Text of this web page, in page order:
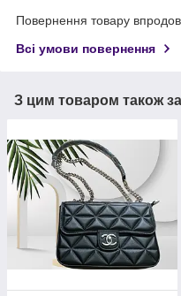
Повернення товару
Всі умови повернення
З цим товаром також